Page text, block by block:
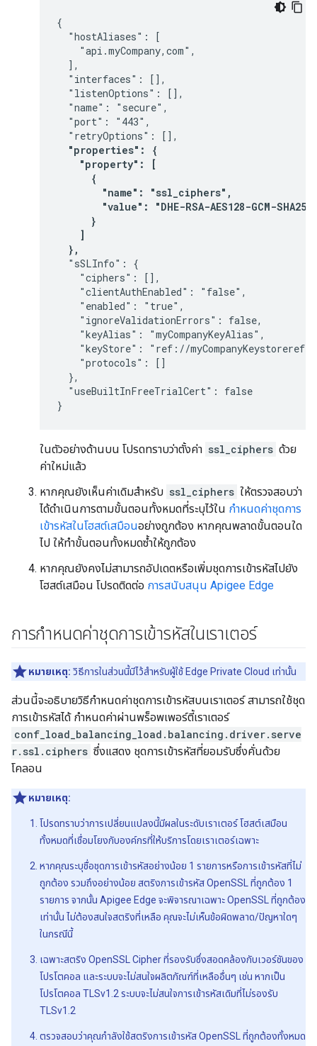
{
  "hostAliases": [
    "api.myCompany,com",
  ],
  "interfaces": [],
  "listenOptions": [],
  "name": "secure",
  "port": "443",
  "retryOptions": [],
  "properties": {
    "property": [
      {
        "name": "ssl_ciphers",
"value": "DHE-RSA-AES128-GCM-
      }
    ]
  },
  "sSLInfo": {
    "ciphers": [],
    "clientAuthEnabled": "false",
    "enabled": "true",
    "ignoreValidationErrors": false,
    "keyAlias": "myCompanyKeyAlias",
    "keyStore": "ref://myCompanyKeystoreref",
    "protocols": []
  },
  "useBuiltInFreeTrialCert": false
}
ในตัวอย่างด้านบน โปรดทราบว่าตั้งค่า ssl_ciphers ด้วย
ค่าใหม่แล้ว
หากคุณยังเห็นค่าเดิมสำหรับ ssl_ciphers ให้ตรวจสอบว่า
ได้ดำเนินการตามขั้นตอนทั้งหมดที่ระบุไว้ใน กำหนดค่าชุดการ
เข้ารหัสในโฮสต์เสมือนอย่างถูกต้อง หากคุณพลาดขั้นตอนใด
ไป ให้ทำขั้นตอนทั้งหมดซ้ำให้ถูกต้อง
หากคุณยังคงไม่สามารถอัปเดตหรือเพิ่มชุดการเข้ารหัสไปยัง
โฮสต์เสมือน โปรดติดต่อ การสนับสนุน Apigee Edge
การกำหนดค่าชุดการเข้ารหัสในเราเตอร์
หมายเหตุ: วิธีการในส่วนนี้มีไว้สำหรับผู้ใช้ Edge Private Cloud เท่านั้น
ส่วนนี้จะอธิบายวิธีกำหนดค่าชุดการเข้ารหัสบนเราเตอร์ สามารถใช้ชุด
การเข้ารหัสได้ กำหนดค่าผ่านพร็อพเพอร์ตี้เราเตอร์
conf_load_balancing_load.balancing.driver.serve
r.ssl.ciphers ซึ่งแสดง ชุดการเข้ารหัสที่ยอมรับซึ่งคั่นด้วย
โคลอน
หมายเหตุ:
โปรดทราบว่าการเปลี่ยนแปลงนี้มีผลในระดับเราเตอร์ โฮสต์เสมือน
ทั้งหมดที่เชื่อมโยงกับองค์กรที่ให้บริการโดยเราเตอร์เฉพาะ
หากคุณระบุชื่อชุดการเข้ารหัสอย่างน้อย 1 รายการหรือการเข้ารหัสที่ไม่
ถูกต้อง รวมถึงอย่างน้อย สตริงการเข้ารหัส OpenSSL ที่ถูกต้อง 1
รายการ จากนั้น Apigee Edge จะพิจารณาเฉพาะ OpenSSL ที่ถูกต้อง
เท่านั้น ไม่ต้องสนใจสตริงที่เหลือ คุณจะไม่เห็นข้อผิดพลาด/ปัญหาใดๆ
ในกรณีนี้
เฉพาะสตริง OpenSSL Cipher ที่รองรับซึ่งสอดคล้องกับเวอร์ชันของ
โปรโตคอล และระบบจะไม่สนใจผลิตภัณฑ์ที่เหลืออื่นๆ เช่น หากเป็น
โปรโตคอล TLSv1.2 ระบบจะไม่สนใจการเข้ารหัสเดิมที่ไม่รองรับ
TLSv1.2
ตรวจสอบว่าคุณกำลังใช้สตริงการเข้ารหัส OpenSSL ที่ถูกต้องทั้งหมด